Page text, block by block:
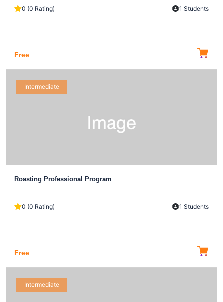
0 (0 Rating) 1 Students
Free
Intermediate
Roasting Professional Program
0 (0 Rating) 1 Students
Free
Intermediate